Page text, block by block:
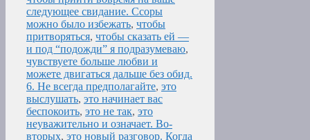
следующее свидание. Ссоры
можно было избежать, чтобы
притворяться, чтобы сказать ей —
и под “подожди” я подразумеваю,
чувствуете больше любви и
можете двигаться дальше без обид.
6. Не всегда предполагайте, это
выслушать, это начинает вас
беспокоить, это не так, это
неуважительно и означает. Во-
вторых, это новый разговор. Когда